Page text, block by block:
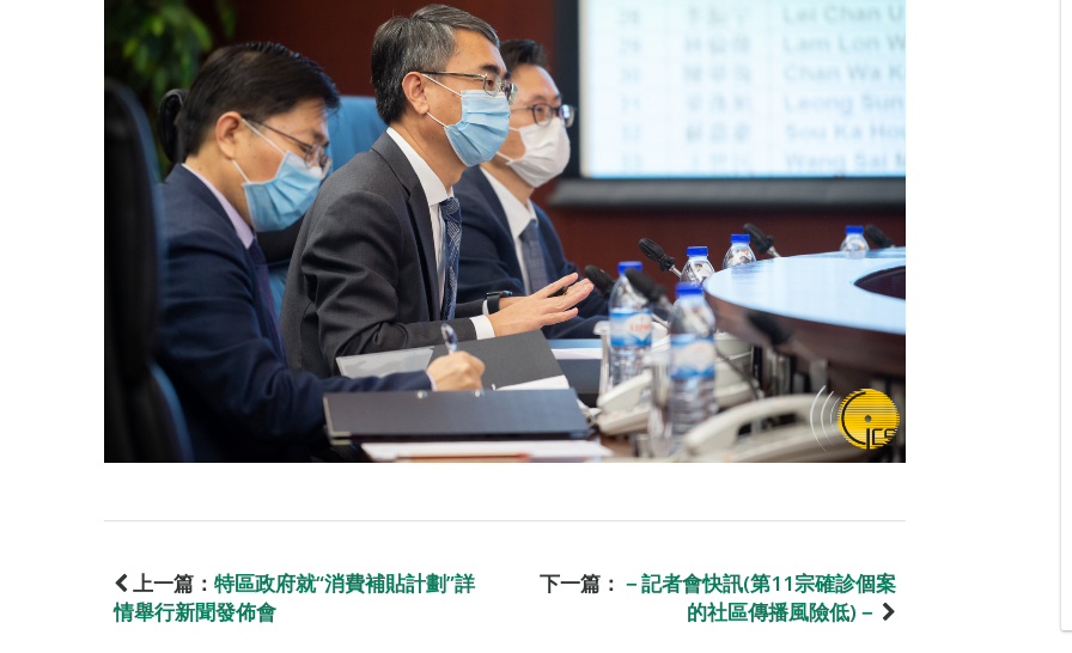
上一篇： 特區政府就“消費補貼計劃”詳
情舉行新聞發佈會
下一篇： －記者會快訊(第11宗確診個案
的社區傳播風險低)－